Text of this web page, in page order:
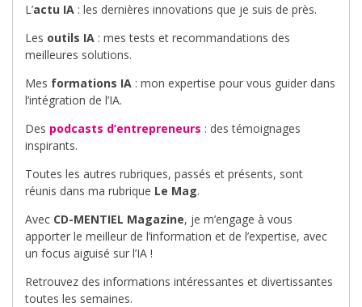
L’actu IA : les dernières innovations que je suis de près.
Les outils IA : mes tests et recommandations des
meilleures solutions.
Mes formations IA : mon expertise pour vous guider dans
l’intégration de l’IA.
Des podcasts d’entrepreneurs : des témoignages
inspirants.
Toutes les autres rubriques, passés et présents, sont
réunis dans ma rubrique Le Mag.
Avec CD-MENTIEL Magazine, je m’engage à vous
apporter le meilleur de l’information et de l’expertise, avec
un focus aiguisé sur l’IA !
Retrouvez des informations intéressantes et divertissantes
toutes les semaines.